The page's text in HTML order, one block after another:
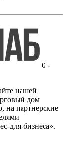
0 -
нашей
дом
на партнерские
для-бизнеса».